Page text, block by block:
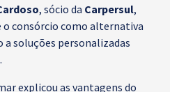
, sócio da Carpersul,
o consórcio como alternativa
a soluções personalizadas
explicou as vantagens do